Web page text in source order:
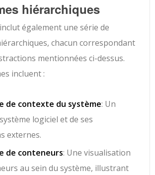
hiérarchiques
également une série de
chacun correspondant
mentionnées ci-dessus.
incluent :
de contexte du système: Un
logiciel et de ses
externes.
de conteneurs: Une visualisation
au sein du système, illustrant